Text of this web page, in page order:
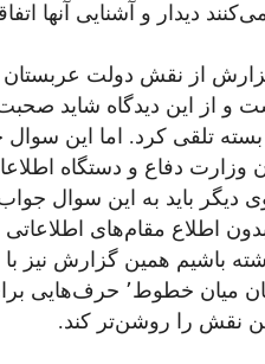
دیدار و آشنایی آنها
از نقش دولت عربستان
نیست و از این دیدگاه
تلقی کرد. اما این
دفاع و دستگاه
دیگر باید به این سوال
اطلاع مقام‌های
باشیم همین گزارش نیز
است که نشان می‌دهد
نقش را روشن‌تر کند.